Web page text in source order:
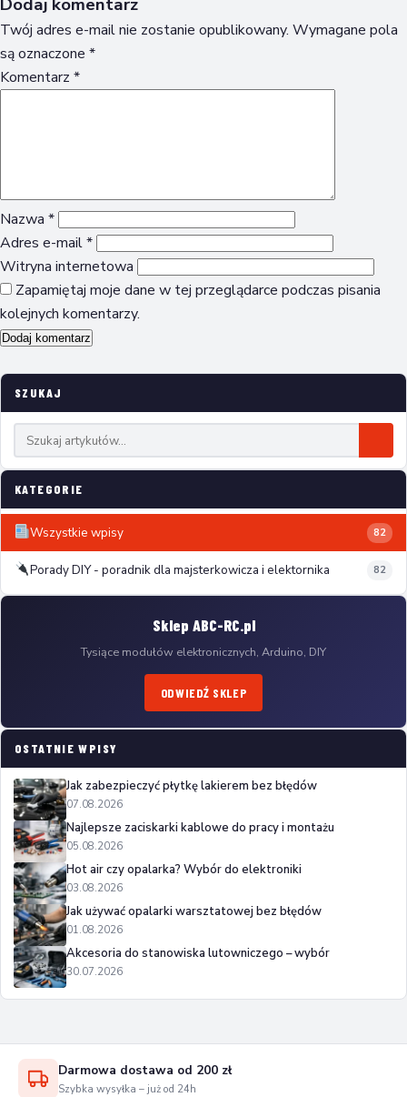
Twój adres e-mail nie zostanie opublikowany. Wymagane pola
są oznaczone *
Komentarz *
Nazwa *
Adres e-mail*
Witryna internetowa
Zapamiętaj moje dane w tej przeglądarce podczas pisania
kolejnych komentarzy.
SZUKAJ
KATEGORIE
Wszystkie wpisy 82
Porady DIY - poradnik dla majsterkowicza i elektornika 82
Sklep ABC-RC.pl
Tysiące modułów elektronicznych, Arduino, DIY
ODWIEDŹ SKLEP
OSTATNIE WPISY
Jak zabezpieczyć płytkę lakierem bez błędów
07.08.2026
Najlepsze zaciskarki kablowe do pracy i montażu
05.08.2026
Hot air czy opalarka? Wybór do elektroniki
03.08.2026
Jak używać opalarki warsztatowej bez błędów
01.08.2026
Akcesoria do stanowiska lutowniczego – wybór
30.07.2026
Darmowa dostawa od 200 zł
Szybka wysyłka – już od 24h